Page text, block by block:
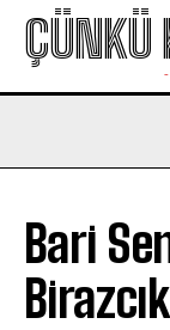
ÇÜNKÜ
-
Bari